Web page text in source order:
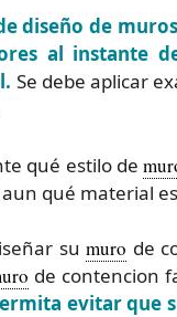
diseño de
al instante
Se debe aplicar
qué estilo de
qué material
sumuro de
de contencion
evitar que